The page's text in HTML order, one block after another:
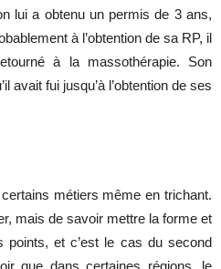
lui a obtenu un permis de 3 ans,
à l’obtention de sa RP, il
à la massothérapie. Son
avait fui jusqu’à l’obtention de ses
métiers même en trichant.
mais de savoir mettre la forme et
points, et c’est le cas du second
que dans certaines régions, le